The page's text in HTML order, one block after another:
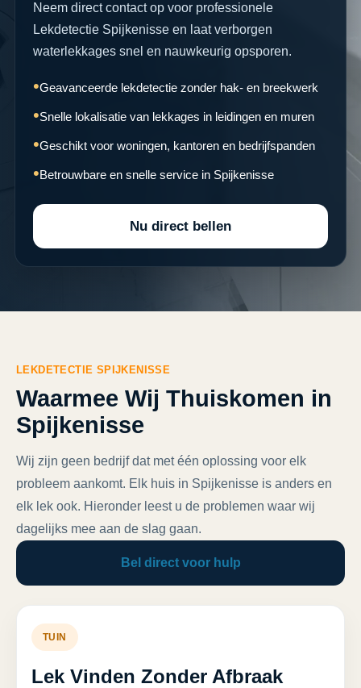
Neem direct contact op voor professionele
Lekdetectie Spijkenisse en laat verborgen
waterlekkages snel en nauwkeurig opsporen.
Geavanceerde lekdetectie zonder hak- en breekwerk
Snelle lokalisatie van lekkages in leidingen en muren
Geschikt voor woningen, kantoren en bedrijfspanden
Betrouwbare en snelle service in Spijkenisse
Nu direct bellen
LEKDETECTIE SPIJKENISSE
Waarmee Wij Thuiskomen in
Spijkenisse
Wij zijn geen bedrijf dat met één oplossing voor elk
probleem aankomt. Elk huis in Spijkenisse is anders en
elk lek ook. Hieronder leest u de problemen waar wij
dagelijks mee aan de slag gaan.
Bel direct voor hulp
TUIN
Lek Vinden Zonder Afbraak